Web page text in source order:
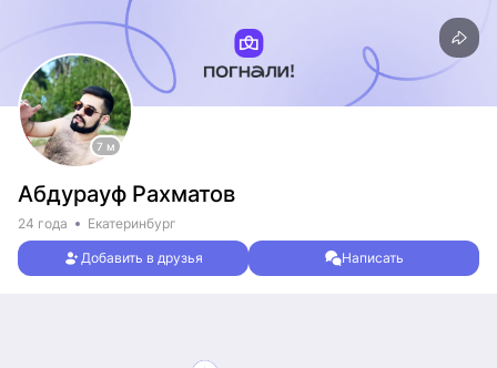
7 м
Абдурауф Рахматов
24 года Екатеринбург
Добавить в друзья Написать